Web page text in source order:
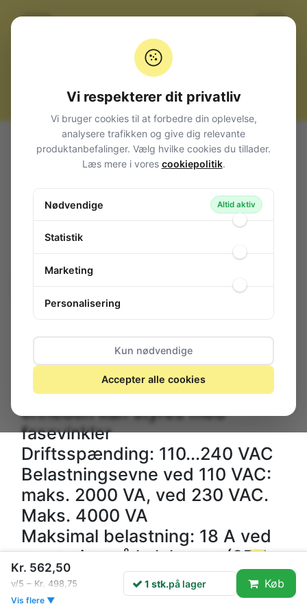
Alle produkter
El-materiel (installation)
Effektstyring Ac og Dc
Strømcontroller 110...240 VAC 4000 VA
Strømcontroller 110...240 VAC 4000 VA
resistive eller induktive laster
såsom varmeapparater,
boremaskiner osv., hvis
enheden kan styres med
fasevinkler
Driftsspænding: 110...240 VAC
Belastningsevne ved 110 VAC:
maks. 2000 VA, ved 230 VAC.
Maks. 4000 VA
Maksimal belastning: 18 A ved
montering på kølekappe (25 A
spids), uden ekstra kølekappe:
maks. 6 A (spids)
Kr. 562,50
v/5 – Kr. 498,75
Vis flere ▼
1 stk.på lager Køb
Vi respekterer dit privatliv
Vi bruger cookies til at forbedre din oplevelse,
analysere trafikken og give dig relevante
produktanbefalinger. Vælg hvilke cookies du tillader.
Læs mere i vores cookiepolitik.
Nødvendige Altid aktiv
Statistik
Marketing
Personalisering
Kun nødvendige
Accepter alle cookies